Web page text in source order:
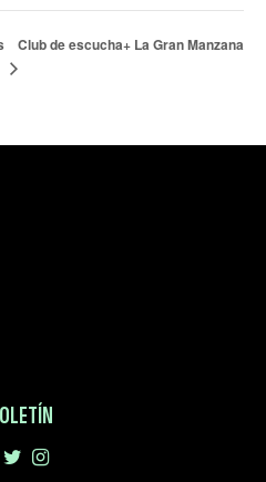
Club de escucha+ La Gran Manzana